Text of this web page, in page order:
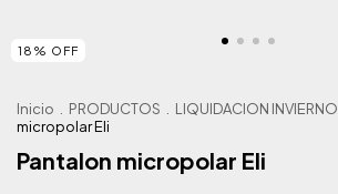
18 % OFF
Inicio PRODUCTOS LIQUIDACION INVIERNO
micropolar Eli
Pantalon micropolar Eli